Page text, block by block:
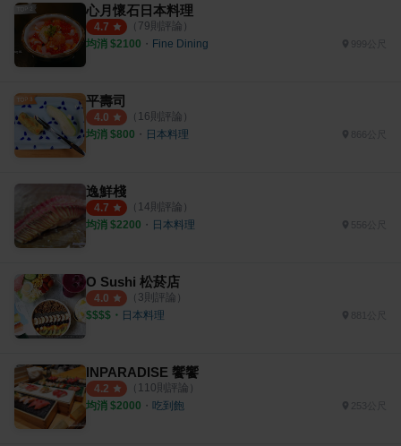
心月懷石日本料理
4.7 （ 79則評論）
均消 $2100 ・ Fine Dining
平壽司
4.0 （ 16則評論）
均消 $800 ・ 日本料理
逸鮮棧
4.7 （ 14則評論）
均消 $2200 ・ 日本料理 556公尺
O Sushi 松菸店
4.0 （ 3則評論）
$$$$ ・ 日本料理
INPARADISE 饗饗
4.2 （ 110則評論）
均消 $2000 ・ 吃到飽 253公尺